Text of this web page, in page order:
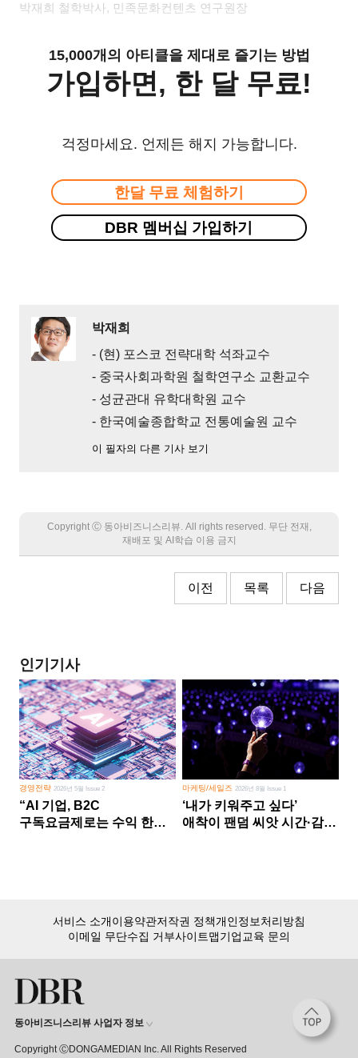
박재희 철학박사, 민족문화컨텐츠 연구원장
15,000개의 아티클을 제대로 즐기는 방법
가입하면, 한 달 무료!
걱정마세요. 언제든 해지 가능합니다.
한달 무료 체험하기
DBR 멤버십 가입하기
박재희
- (현) 포스코 전략대학 석좌교수
- 중국사회과학원 철학연구소 교환교수
- 성균관대 유학대학원 교수
- 한국예술종합학교 전통예술원 교수
이 필자의 다른 기사 보기
Copyright Ⓒ 동아비즈니스리뷰. All rights reserved. 무단 전재,
재배포 및 AI학습 이용 금지
이전 목록 다음
인기기사
경영전략 2026년 5월 Issue 2
“AI 기업, B2C
구독요금제로는 수익 한계
마케팅/세일즈 2026년 8월 Issue 1
‘내가 키워주고 싶다’
애착이 팬덤 씨앗 시간·감정
서비스 소개이용약관저작권 정책개인정보처리방침
이메일 무단수집 거부사이트맵기업교육 문의
동아비즈니스리뷰 사업자 정보
Copyright ⒸDONGAMEDIAN Inc. All Rights Reserved